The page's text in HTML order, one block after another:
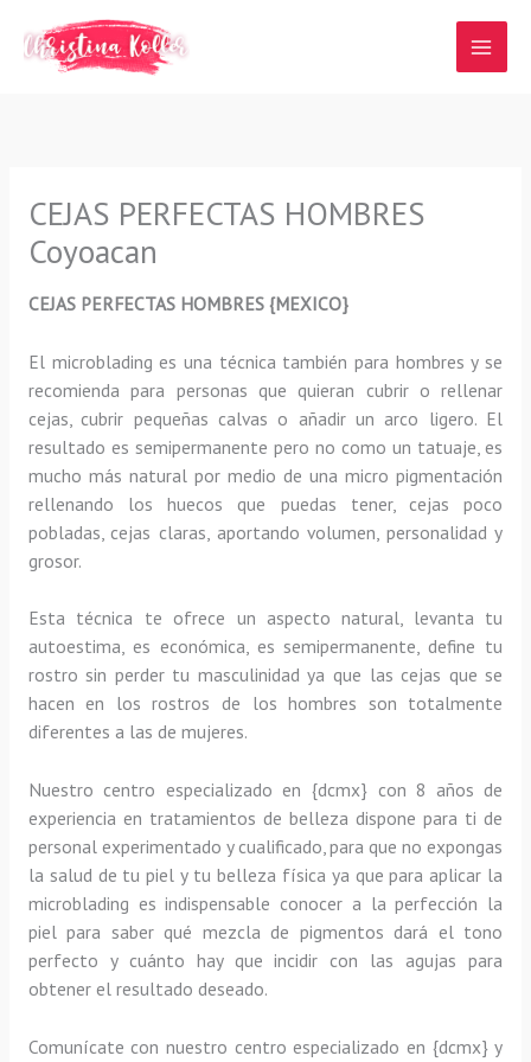
contenido
CEJAS PERFECTAS HOMBRES
Coyoacan
CEJAS PERFECTAS HOMBRES {MEXICO}
El microblading es una técnica también para hombres y se
recomienda para personas que quieran cubrir o rellenar
cejas, cubrir pequeñas calvas o añadir un arco ligero.El
resultado es semipermanente pero no como un tatuaje, es
mucho más natural por medio de una micro pigmentación
rellenando los huecos que puedas tener, cejas poco
pobladas, cejas claras, aportando volumen, personalidad y
grosor.
Esta técnica te ofrece un aspecto natural, levanta tu
autoestima, es económica, es semipermanente, define tu
rostro sin perder tu masculinidad ya que las cejas que se
hacen en los rostros de los hombres son totalmente
diferentes a las de mujeres.
Nuestro centro especializado en {dcmx} con 8 años de
experiencia en tratamientos de belleza dispone para ti de
personal experimentado y cualificado, para que no expongas
la salud de tu piel y tu belleza física ya que para aplicar la
microblading es indispensable conocer a la perfección la
piel para saber qué mezcla de pigmentos dará el tono
perfecto y cuánto hay que incidir con las agujas para
obtener el resultado deseado.
Comunícate con nuestro centro especializado en {dcmx} y